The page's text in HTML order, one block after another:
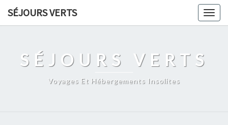
SÉJOURS VERTS
SÉJOURS VERTS
Voyages Et Hébergements Insolites